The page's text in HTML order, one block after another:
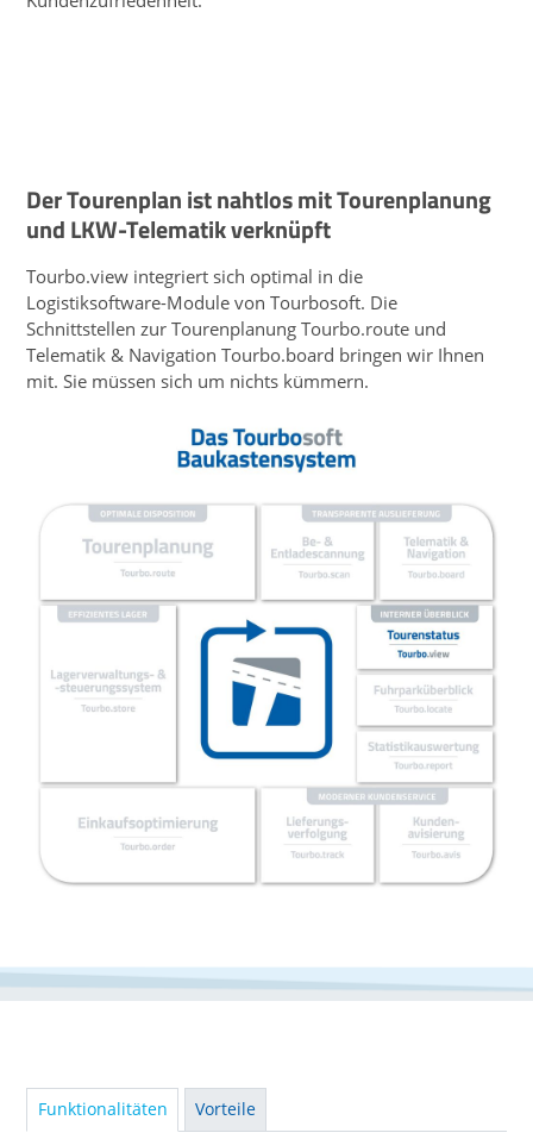
Der Tourenplan ist nahtlos mit Tourenplanung
und LKW-Telematik verknüpft
Tourbo.view integriert sich optimal in die
Logistiksoftware-Module von Tourbosoft. Die
Schnittstellen zur Tourenplanung Tourbo.route und
Telematik & Navigation Tourbo.board bringen wir Ihnen
mit. Sie müssen sich um nichts kümmern.
Funktionalitäten Vorteile